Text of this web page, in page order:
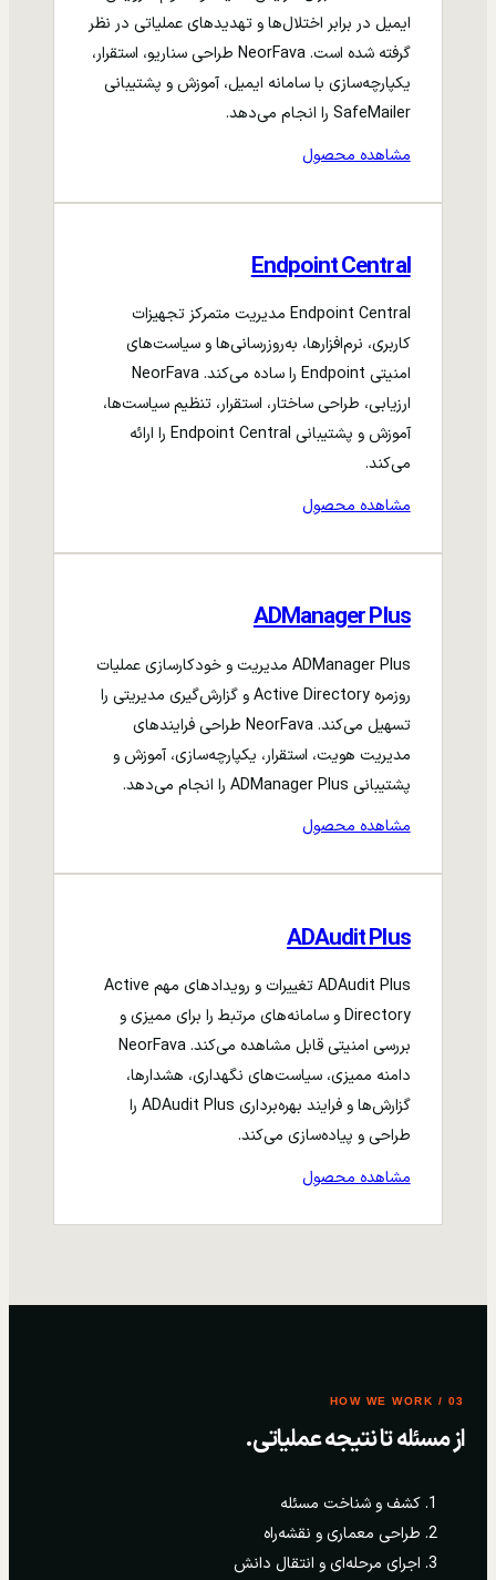
ایمیل در برابر اختلال‌ها و تهدیدهای عملیاتی در نظر
گرفته شده است. NeorFava طراحی سناریو، استقرار،
یکپارچه‌سازی با سامانه ایمیل، آموزش و پشتیبانی
SafeMailer را انجام می‌دهد.
مشاهده محصول
Endpoint Central
Endpoint Central مدیریت متمرکز تجهیزات
کاربری، نرم‌افزارها، به‌روزرسانی‌ها و سیاست‌های
امنیتی Endpoint را ساده می‌کند. NeorFava
ارزیابی، طراحی ساختار، استقرار، تنظیم سیاست‌ها،
آموزش و پشتیبانی Endpoint Central را ارائه
می‌کند.
مشاهده محصول
ADManager Plus
ADManager Plus مدیریت و خودکارسازی عملیات
روزمره Active Directory و گزارش‌گیری مدیریتی را
تسهیل می‌کند. NeorFava طراحی فرایندهای
مدیریت هویت، استقرار، یکپارچه‌سازی، آموزش و
پشتیبانی ADManager Plus را انجام می‌دهد.
مشاهده محصول
ADAudit Plus
ADAudit Plus تغییرات و رویدادهای مهم Active
Directory و سامانه‌های مرتبط را برای ممیزی و
بررسی امنیتی قابل مشاهده می‌کند. NeorFava
دامنه ممیزی، سیاست‌های نگهداری، هشدارها،
گزارش‌ها و فرایند بهره‌برداری ADAudit Plus را
طراحی و پیاده‌سازی می‌کند.
مشاهده محصول
03 / HOW WE WORK
از مسئله تا نتیجه عملیاتی.
کشف و شناخت مسئله
طراحی معماری و نقشه‌راه
اجرای مرحله‌ای و انتقال دانش